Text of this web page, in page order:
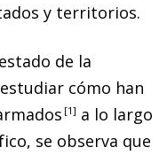
y territorios.
de la
cómo han
s 1
a lo largo
se observa que